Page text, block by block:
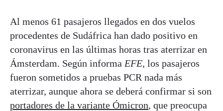
Al menos 61 pasajeros llegados en dos vuelos
procedentes de Sudáfrica han dado positivo en
coronavirus en las últimas horas tras aterrizar en
Ámsterdam. Según informa EFE, los pasajeros
fueron sometidos a pruebas PCR nada más
aterrizar, aunque ahora se deberá confirmar si son
portadores de la variante Ómicron, que preocupa